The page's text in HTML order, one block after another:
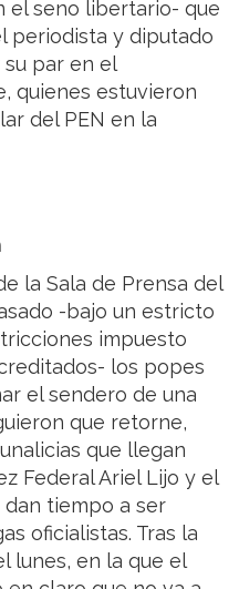
el seno libertario- que
periodista y diputado
su par en el
quienes estuvieron
del PEN en la
la Sala de Prensa del
-bajo un estricto
impuesto
los popes
el sendero de una
que retorne,
que llegan
Federal Ariel Lijo y el
tiempo a ser
oficialistas. Tras la
lunes, en la que el